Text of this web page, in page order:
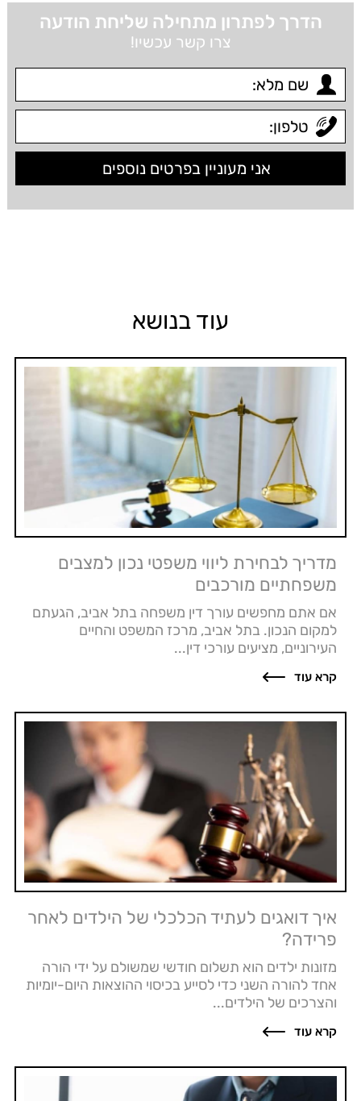
הדרך לפתרון מתחילה שליחת הודעה
צרו קשר עכשיו!
עוד בנושא
מדריך לבחירת ליווי משפטי נכון למצבים
משפחתיים מורכבים
אם אתם מחפשים עורך דין משפחה בתל אביב, הגעתם
למקום הנכון. בתל אביב, מרכז המשפט והחיים
העירוניים, מציעים עורכי דין...
קרא עוד
איך דואגים לעתיד הכלכלי של הילדים לאחר
פרידה?
מזונות ילדים הוא תשלום חודשי שמשולם על ידי הורה
אחד להורה השני כדי לסייע בכיסוי ההוצאות היום-יומיות
והצרכים של הילדים...
קרא עוד